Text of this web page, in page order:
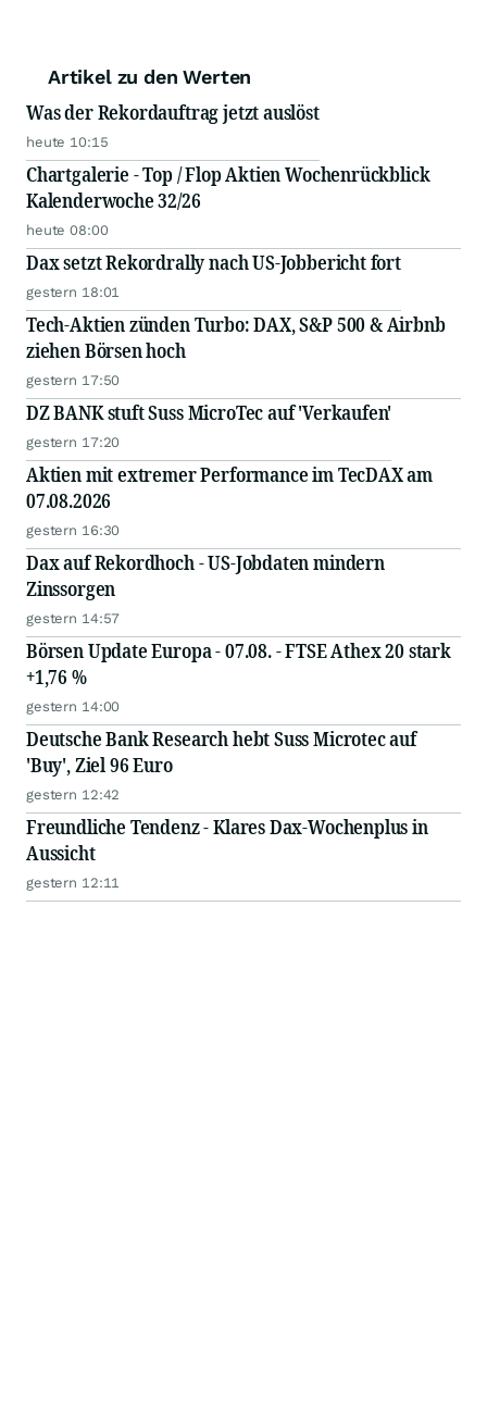
Artikel zu den Werten
Was der Rekordauftrag jetzt auslöst
heute 10:15
Chartgalerie - Top / Flop Aktien Wochenrückblick
Kalenderwoche 32/26
heute 08:00
Dax setzt Rekordrally nach US-Jobbericht fort
gestern 18:01
Tech-Aktien zünden Turbo: DAX, S&P 500 & Airbnb
ziehen Börsen hoch
gestern 17:50
DZ BANK stuft Suss MicroTec auf 'Verkaufen'
gestern 17:20
Aktien mit extremer Performance im TecDAX am
07.08.2026
gestern 16:30
Dax auf Rekordhoch - US-Jobdaten mindern
Zinssorgen
gestern 14:57
Börsen Update Europa - 07.08. - FTSE Athex 20 stark
+1,76 %
gestern 14:00
Deutsche Bank Research hebt Suss Microtec auf
'Buy', Ziel 96 Euro
gestern 12:42
Freundliche Tendenz - Klares Dax-Wochenplus in
Aussicht
gestern 12:11